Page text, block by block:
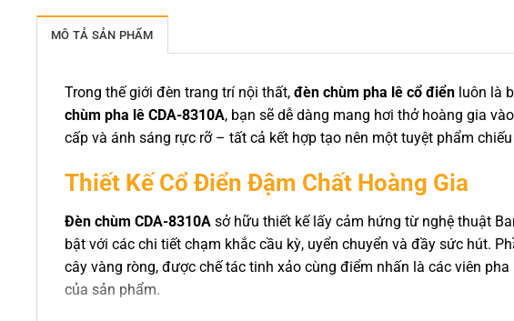
MÔ TẢ SẢN PHẨM
Trong thế giới đèn trang trí nội thất, đèn chùm pha lê cổ điển luôn là
chùm pha lê CDA-8310A, bạn sẽ dễ dàng mang hơi thở hoàng gia
cấp và ánh sáng rực rỡ – tất cả kết hợp tạo nên một tuyệt phẩm
Thiết Kế Cổ Điển Đậm Chất Hoàng Gia
Đèn chùm CDA-8310A sở hữu thiết kế lấy cảm hứng từ nghệ thuật
bật với các chi tiết chạm khắc cầu kỳ, uyển chuyển và đầy sức hút.
cây vàng ròng, được chế tác tinh xảo cùng điểm nhấn là các viên
của sản phẩm.